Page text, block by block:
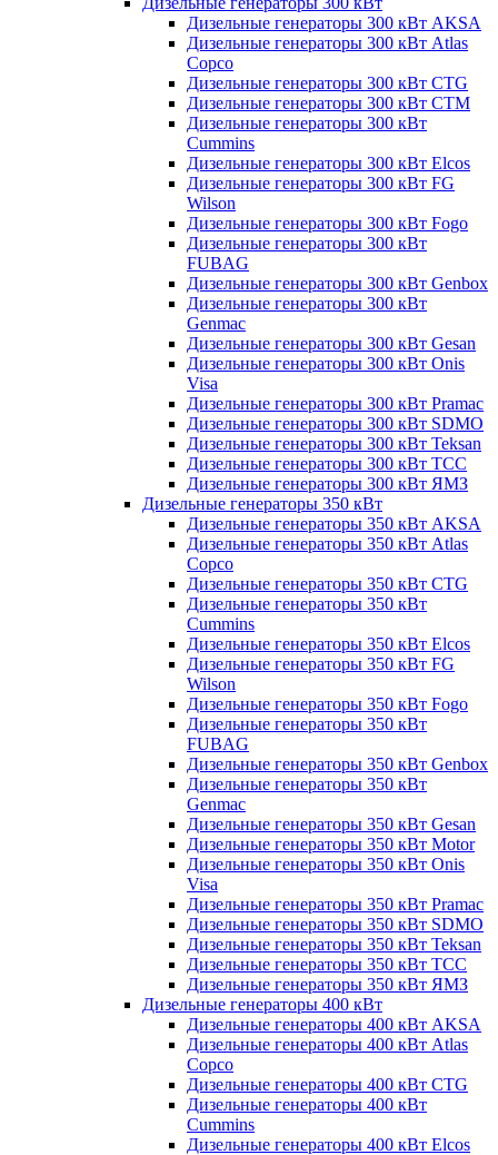
Дизельные генераторы 300 кВт AKSA
Дизельные генераторы 300 кВт Atlas
Copco
Дизельные генераторы 300 кВт CTG
Дизельные генераторы 300 кВт CTM
Дизельные генераторы 300 кВт
Cummins
Дизельные генераторы 300 кВт Elcos
Дизельные генераторы 300 кВт FG
Wilson
Дизельные генераторы 300 кВт Fogo
Дизельные генераторы 300 кВт
FUBAG
Дизельные генераторы 300 кВт Genbox
Дизельные генераторы 300 кВт
Genmac
Дизельные генераторы 300 кВт Gesan
Дизельные генераторы 300 кВт Onis
Visa
Дизельные генераторы 300 кВт Pramac
Дизельные генераторы 300 кВт SDMO
Дизельные генераторы 300 кВт Teksan
Дизельные генераторы 300 кВт ТСС
Дизельные генераторы 300 кВт ЯМЗ
Дизельные генераторы 350 кВт
Дизельные генераторы 350 кВт AKSA
Дизельные генераторы 350 кВт Atlas
Copco
Дизельные генераторы 350 кВт CTG
Дизельные генераторы 350 кВт
Cummins
Дизельные генераторы 350 кВт Elcos
Дизельные генераторы 350 кВт FG
Wilson
Дизельные генераторы 350 кВт Fogo
Дизельные генераторы 350 кВт
FUBAG
Дизельные генераторы 350 кВт Genbox
Дизельные генераторы 350 кВт
Genmac
Дизельные генераторы 350 кВт Gesan
Дизельные генераторы 350 кВт Motor
Дизельные генераторы 350 кВт Onis
Visa
Дизельные генераторы 350 кВт Pramac
Дизельные генераторы 350 кВт SDMO
Дизельные генераторы 350 кВт Teksan
Дизельные генераторы 350 кВт ТСС
Дизельные генераторы 350 кВт ЯМЗ
Дизельные генераторы 400 кВт
Дизельные генераторы 400 кВт AKSA
Дизельные генераторы 400 кВт Atlas
Copco
Дизельные генераторы 400 кВт CTG
Дизельные генераторы 400 кВт
Cummins
Дизельные генераторы 400 кВт Elcos